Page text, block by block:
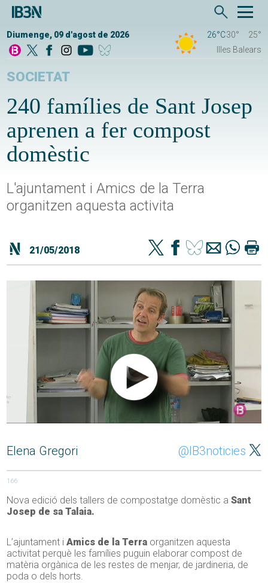
Diumenge, 09 d'agost de 2026 26°C30°
25°
Illes Balears
SOCIETAT
240 famílies de Sant Josep
aprenen a fer compost
domèstic
L'ajuntament i Amics de la Terra
organitzen aquesta activita
21/05/2018
Elena Gregori @IB3noticies
166
Nova edició dels tallers de compostatge domèstic aSant
Josep de sa Talaia.
L’ajuntament iAmics de la Terra organitzen aquesta
activitat perquè les famílies puguin elaborar compost de
matèria orgànica de les restes de menjar, de jardineria, de
poda o dels horts.